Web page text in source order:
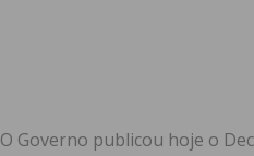
O Governo publicou hoje o